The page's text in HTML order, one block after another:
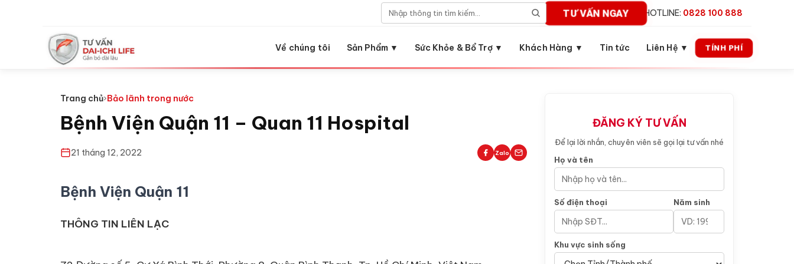
TƯ VẤN NGAY HOTLINE: 0828 100 888
Về chúng tôi Sản Phẩm ▼ Sức Khỏe & Bổ Trợ ▼ Khách Hàng ▼ Tin tức Liên Hệ ▼ TÍNH PHÍ
Trang chủ›Bảo lãnh trong nước
Bệnh Viện Quận 11 – Quan 11 Hospital
21 tháng 12, 2022 Zalo
Bệnh Viện Quận 11
THÔNG TIN LIÊN LẠC
ĐĂNG KÝ TƯ VẤN
Để lại lời nhắn, chuyên viên sẽ gọi lại tư vấn nhé
Họ và tên
Số điện thoại Năm sinh
Khu vực sinh sống